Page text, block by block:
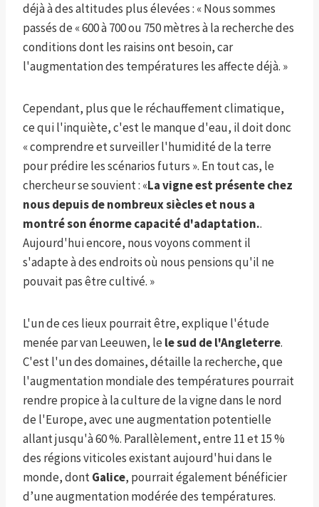
déjà à des altitudes plus élevées : « Nous sommes
passés de « 600 à 700 ou 750 mètres à la recherche des
conditions dont les raisins ont besoin, car
l'augmentation des températures les affecte déjà. »
Cependant, plus que le réchauffement climatique,
ce qui l'inquiète, c'est le manque d'eau, il doit donc
« comprendre et surveiller l'humidité de la terre
pour prédire les scénarios futurs ». En tout cas, le
chercheur se souvient : «La vigne est présente chez
nous depuis de nombreux siècles et nous a
montré son énorme capacité d'adaptation..
Aujourd'hui encore, nous voyons comment il
s'adapte à des endroits où nous pensions qu'il ne
pouvait pas être cultivé. »
L'un de ces lieux pourrait être, explique l'étude
menée par van Leeuwen, le le sud de l'Angleterre.
C'est l'un des domaines, détaille la recherche, que
l'augmentation mondiale des températures pourrait
rendre propice à la culture de la vigne dans le nord
de l'Europe, avec une augmentation potentielle
allant jusqu'à 60 %. Parallèlement, entre 11 et 15 %
des régions viticoles existant aujourd'hui dans le
monde, dontGalice, pourrait également bénéficier
d’une augmentation modérée des températures.